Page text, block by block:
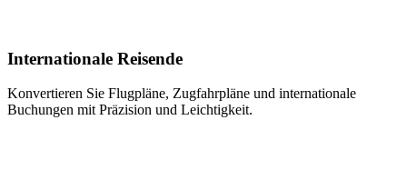
Internationale Reisende
Konvertieren Sie Flugpläne, Zugfahrpläne und internationale
Buchungen mit Präzision und Leichtigkeit.